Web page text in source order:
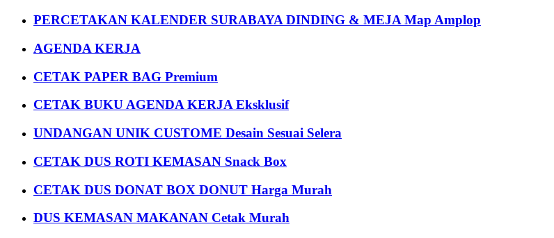
PERCETAKAN KALENDER SURABAYA DINDING & MEJA Map Amplop
AGENDA KERJA
CETAK PAPER BAG Premium
CETAK BUKU AGENDA KERJA Eksklusif
UNDANGAN UNIK CUSTOME Desain Sesuai Selera
CETAK DUS ROTI KEMASAN Snack Box
CETAK DUS DONAT BOX DONUT Harga Murah
DUS KEMASAN MAKANAN Cetak Murah